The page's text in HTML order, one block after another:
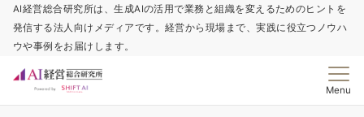
AI経営総合研究所は、生成AIの活用で業務と組織を変えるためのヒントを
発信する法人向けメディアです。経営から現場まで、実践に役立つノウハ
ウや事例をお届けします。
Menu